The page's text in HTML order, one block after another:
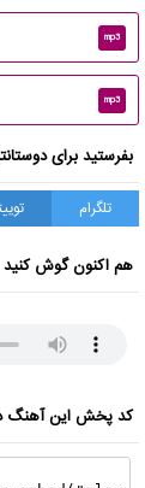
mp3
mp3
بفرستید برای
تلگرام
هم اکنون گوش کنید
کد پخش این آهنگ